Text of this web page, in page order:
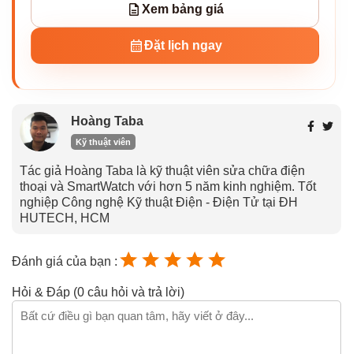
Xem bảng giá
Đặt lịch ngay
Hoàng Taba
Kỹ thuật viên
Tác giả Hoàng Taba là kỹ thuật viên sửa chữa điện
thoại và SmartWatch với hơn 5 năm kinh nghiệm. Tốt
nghiệp Công nghệ Kỹ thuật Điện - Điện Tử tại ĐH
HUTECH, HCM
Đánh giá của bạn :
Hỏi & Đáp (0 câu hỏi và trả lời)